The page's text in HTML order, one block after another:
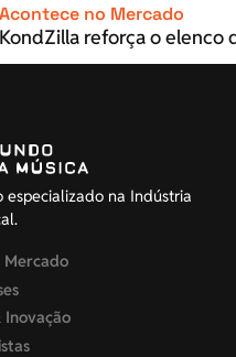
Acontece no Mercado
KondZilla reforça o elenco
na Indústria
Mercado
Inovação